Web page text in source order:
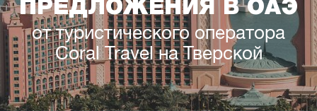
ПРЕДЛОЖЕНИЯ В ОАЭ
от туристического оператора
Coral Travel на Тверской